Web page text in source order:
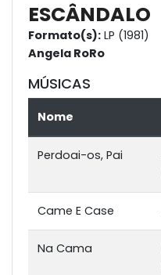
ESCÂNDALO
Formato(s): LP (1981)
Angela RoRo
MÚSICAS
Nome
Perdoai-os, Pai
Came E Case
Na Cama